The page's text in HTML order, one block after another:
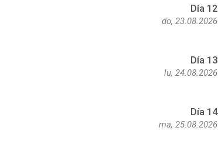
Día 12
do, 23.08.2026
Día 13
lu, 24.08.2026
Día 14
ma, 25.08.2026